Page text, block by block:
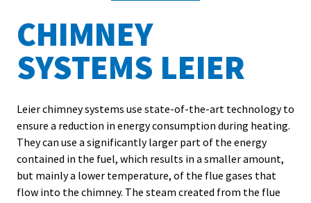
CHIMNEY
SYSTEMS LEIER
Leier chimney systems use state-of-the-art technology to
ensure a reduction in energy consumption during heating.
They can use a significantly larger part of the energy
contained in the fuel, which results in a smaller amount,
but mainly a lower temperature, of the flue gases that
flow into the chimney. The steam created from the flue